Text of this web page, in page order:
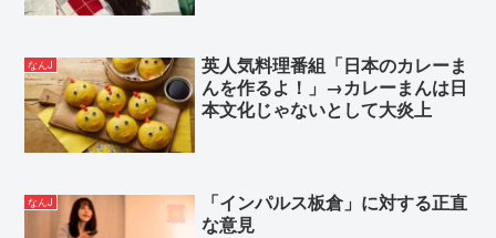
Powered by livedoor 相互RSS
なんJ
英人気料理番組「日本のカレーま
んを作るよ！」→カレーまんは日
本文化じゃないとして大炎上
なんJ
「インパルス板倉」に対する正直
な意見